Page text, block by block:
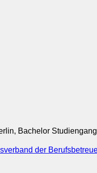
Bachelor
der